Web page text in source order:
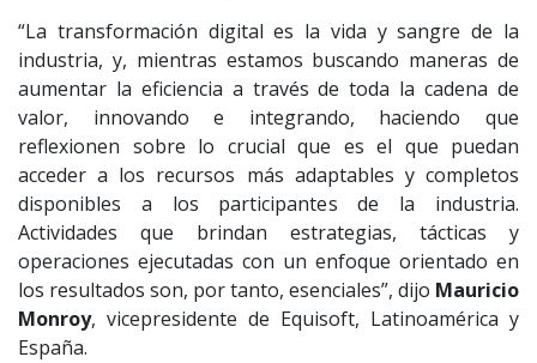
“La transformación digital es la vida y sangre de la
industria, y, mientras estamos buscando maneras de
aumentar la eficiencia a través de toda la cadena de
valor, innovando e integrando, haciendo que
reflexionen sobre lo crucial que es el que puedan
acceder a los recursos más adaptables y completos
disponibles a los participantes de la industria.
Actividades que brindan estrategias, tácticas y
operaciones ejecutadas con un enfoque orientado en
los resultados son, por tanto, esenciales”, dijo Mauricio
Monroy, vicepresidente de Equisoft, Latinoamérica y
España.